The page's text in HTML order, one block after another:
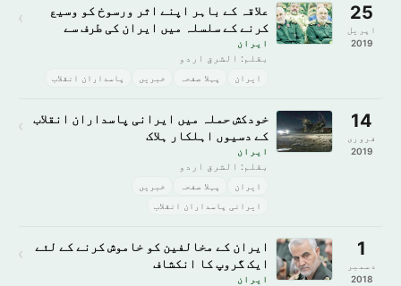
25
اپریل
2019
علاقہ کے باہر اپنے اثر ورسوخ کو وسیع
کرنے کے سلسلہ میں ایران کی طرف سے
دھمکی
ایران
بقلم: الشرق اردو
ایران پہلا صفحہ خبريں پاسداران انقلاب
›
14
فروری
2019
خودکش حملہ میں ایرانی پاسداران انقلاب
کے دسیوں اہلکار ہلاک
ایران
بقلم: الشرق اردو
ایران پہلا صفحہ
خبريں
ایرانی پاسداران انقلاب
›
1
دسمبر
2018
ایران کے مخالفین کو خاموش کرنے کے لئے
ایک گروپ کا انکشاف
ایران
›